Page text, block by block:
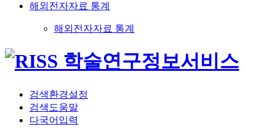
해외전자자료 통계
해외전자자료 통계
검색환경설정
검색도움말
다국어입력